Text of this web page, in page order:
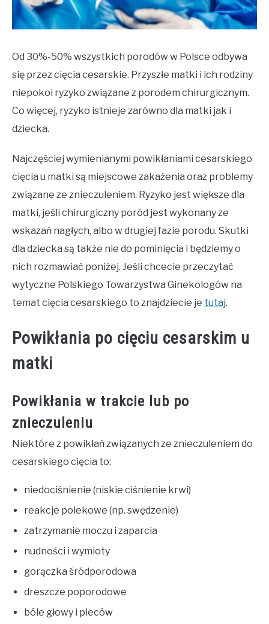
Od 30%-50% wszystkich porodów w Polsce odbywa
się przez cięcia cesarskie. Przyszłe matki i ich rodziny
niepokoi ryzyko związane z porodem chirurgicznym.
Co więcej, ryzyko istnieje zarówno dla matki jak i
dziecka.
Najczęściej wymienianymi powikłaniami cesarskiego
cięcia u matki są miejscowe zakażenia oraz problemy
związane ze znieczuleniem. Ryzyko jest większe dla
matki, jeśli chirurgiczny poród jest wykonany ze
wskazań nagłych, albo w drugiej fazie porodu. Skutki
dla dziecka są także nie do pominięcia i będziemy o
nich rozmawiać poniżej. Jeśli chcecie przeczytać
wytyczne Polskiego Towarzystwa Ginekologów na
temat cięcia cesarskiego to znajdziecie je tutaj.
Powikłania po cięciu cesarskim u
matki
Powikłania w trakcie lub po
znieczuleniu
Niektóre z powikłań związanych ze znieczuleniem do
cesarskiego cięcia to:
niedociśnienie (niskie ciśnienie krwi)
reakcje polekowe (np. swędzenie)
zatrzymanie moczu i zaparcia
nudności i wymioty
gorączka śródporodowa
dreszcze poporodowe
bóle głowy i pleców